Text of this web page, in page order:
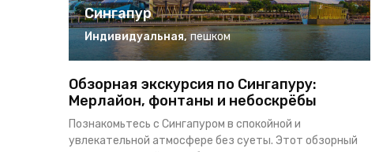
Сингапур
Индивидуальная, пешком
Обзорная экскурсия по Сингапуру:
Мерлайон, фонтаны и небоскрёбы
Познакомьтесь с Сингапуром в спокойной и
увлекательной атмосфере без суеты. Этот обзорный